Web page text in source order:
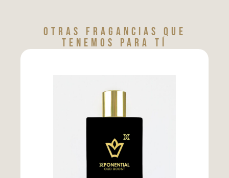
Otras fragancias que
tenemos para tí